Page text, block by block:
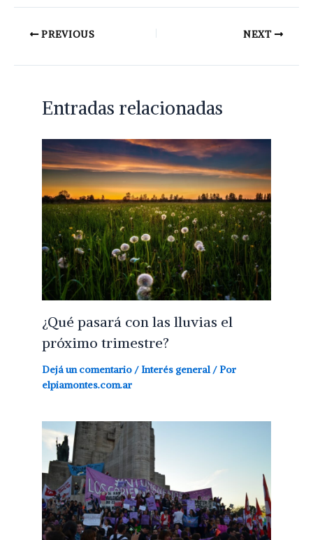
PREVIOUS NEXT
Entradas relacionadas
¿Qué pasará con las lluvias el
próximo trimestre?
Dejá un comentario / Interés general / Por
elpiamontes.com.ar